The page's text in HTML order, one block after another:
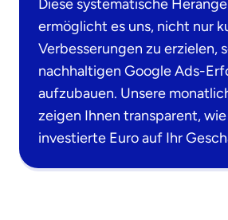
Diese systematische
ermöglicht es uns, nicht nur
Verbesserungen zu erzielen,
nachhaltigen Google Ads-
aufzubauen. Unsere
zeigen Ihnen transparent,
investierte Euro auf Ihr